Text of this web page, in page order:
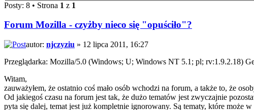
Posty: 8 • Strona 1 z 1
Forum Mozilla - czyżby nieco się "opuściło"?
autor: njczyziu » 12 lipca 2011, 16:27
Przeglądarka: Mozilla/5.0 (Windows; U; Windows NT 5.1; pl; rv:1.9.2.18)
Witam,
zauważyłem, że ostatnio coś mało osób wchodzi na forum, a także to, że
Od jakiegoś czasu na forum jest tak, że dużo tematów jest zwyczajnie
pyta się dalej, temat jest już kompletnie ignorowany. Są tematy, które